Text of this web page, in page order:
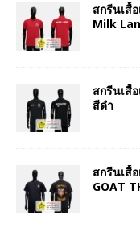
สกรีนเสื้
Milk
สกรีนเสื้
สีดำ
สกรีนเสื้
GOAT